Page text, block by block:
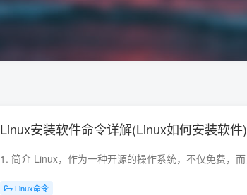
Linux安装软件命令详解(Linux如何安装软件)
Linux命令